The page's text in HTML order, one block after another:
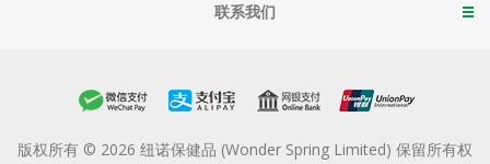
联系我们
版权所有 © 2026 纽诺保健品 (Wonder Spring Limited) 保留所有权